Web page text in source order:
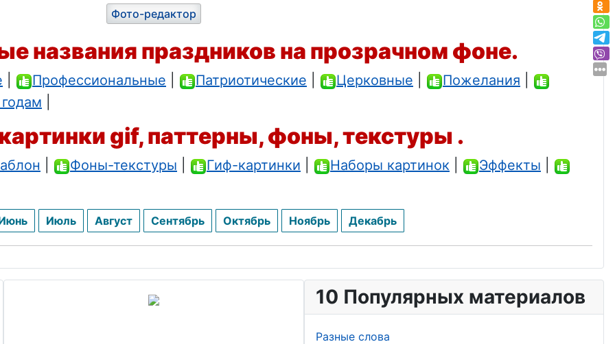
Фото-редактор
названия праздников на прозрачном фоне.
Профессиональные Патриотические Церковные Пожелания
gif, паттерны, фоны, текстуры .
Фоны-текстуры Гиф-картинки Наборы картинок Эффекты
Июль Август Сентябрь Октябрь Ноябрь Декабрь
10 Популярных материалов
Разные слова